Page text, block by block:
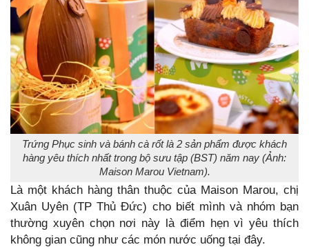
Trứng Phục sinh và bánh cà rốt là 2 sản phẩm được khách
hàng yêu thích nhất trong bộ sưu tập (BST) năm nay (Ảnh:
Maison Marou Vietnam).
Là một khách hàng thân thuộc của Maison Marou, chị
Xuân Uyên (TP Thủ Đức) cho biết mình và nhóm bạn
thường xuyên chọn nơi này là điểm hẹn vì yêu thích
không gian cũng như các món nước uống tại đây.